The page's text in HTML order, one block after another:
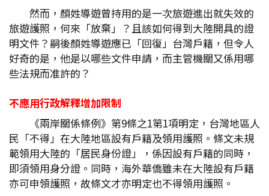
然而，顏姓導遊曾持用的是一次旅遊進出就失效的
旅遊護照，何來「放棄」？且該如何得到大陸開具的證
明文件？嗣後顏姓導遊應已「回復」台灣戶籍，但令人
好奇的是，他是以哪些文件申請，而主管機關又係用哪
些法規而准許的？
不應用行政解釋增加限制
《兩岸關係條例》第9條之1第1項明定，台灣地區人
民「不得」在大陸地區設有戶籍及領用護照。條文未規
範領用大陸的「居民身份證」，係因設有戶籍的同時，
即須領用身分證。同時，海外華僑雖未在大陸設有戶籍
亦可申領護照，故條文才亦明定也不得領用護照。